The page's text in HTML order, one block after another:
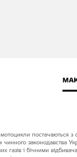
мотоцикли постачаються
чинного законодавства
газів і бічними